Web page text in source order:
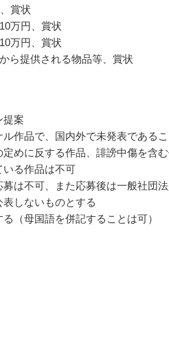
賞状
万円、賞状
万円、賞状
ら提供される物品等、賞状
提案
作品で、国内外で未発表であるこ
めに反する作品、誹謗中傷を含
る作品は不可
は不可、また応募後は一般社団
しないものとする
（母国語を併記することは可）